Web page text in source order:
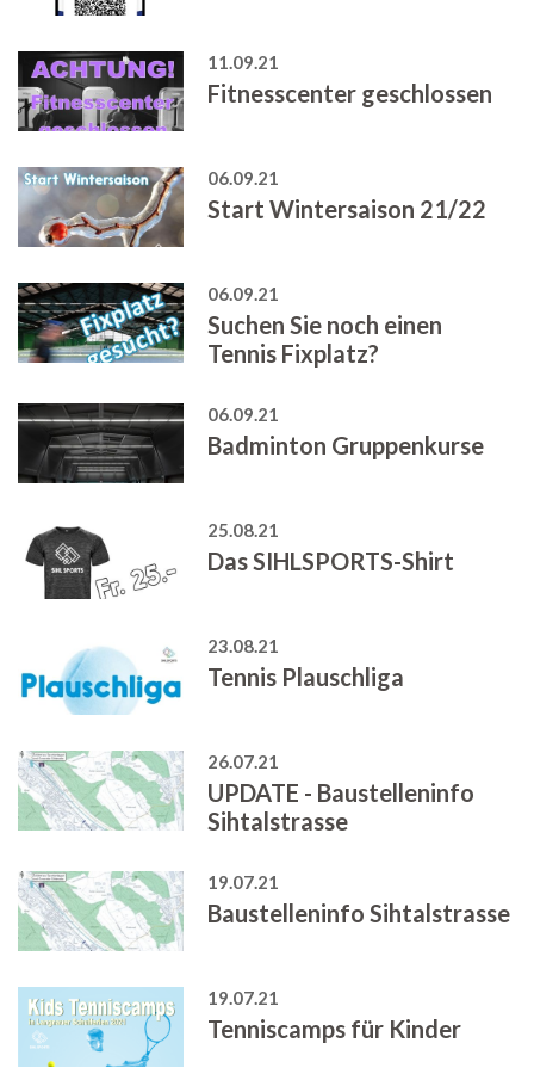
11.09.21
Fitnesscenter geschlossen
06.09.21
Start Wintersaison 21/22
06.09.21
Suchen Sie noch einen
Tennis Fixplatz?
06.09.21
Badminton Gruppenkurse
25.08.21
Das SIHLSPORTS-Shirt
23.08.21
Tennis Plauschliga
26.07.21
UPDATE - Baustelleninfo
Sihtalstrasse
19.07.21
Baustelleninfo Sihtalstrasse
19.07.21
Tenniscamps für Kinder